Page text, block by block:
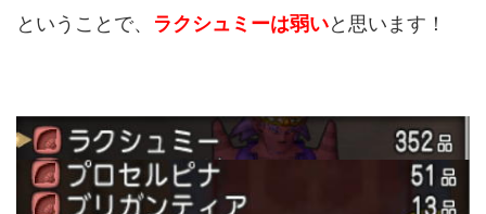
ということで、 ラクシュミーは弱いと思います！